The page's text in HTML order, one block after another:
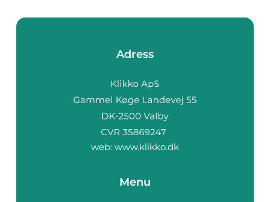
Adress
web: www.klikko.dk
Menu